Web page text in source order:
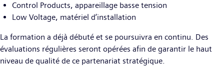
Control Products, appareillage basse tension
Low Voltage, matériel d’installation
La formation a déjà débuté et se poursuivra en continu. Des
évaluations régulières seront opérées afin de garantir le haut
niveau de qualité de ce partenariat stratégique.